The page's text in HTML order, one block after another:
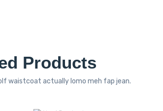
Products
waistcoat actually lomo meh fap jean.